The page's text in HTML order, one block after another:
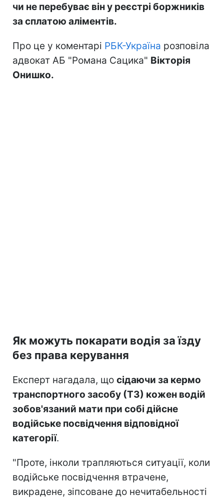
чи не перебуває він у реєстрі боржників
за сплатою аліментів.
Про це у коментарі РБК-Україна розповіла
адвокат АБ "Романа Сацика" Вікторія
Онишко.
Як можуть покарати водія за їзду
без права керування
Експерт нагадала, що сідаючи за кермо
транспортного засобу (ТЗ) кожен водій
зобов'язаний мати при собі дійсне
водійське посвідчення відповідної
категорії.
"Проте, інколи трапляються ситуації, коли
водійське посвідчення втрачене,
викрадене, зіпсоване до нечитабельності